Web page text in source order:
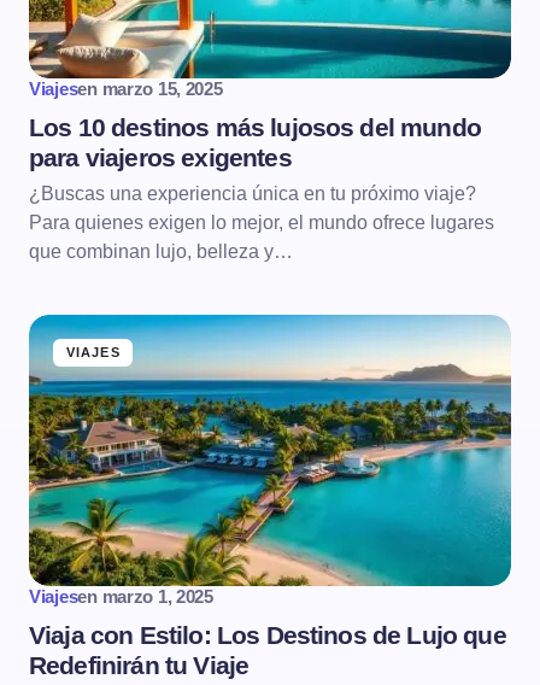
Viajesen marzo 15, 2025
Los 10 destinos más lujosos del mundo
para viajeros exigentes
¿Buscas una experiencia única en tu próximo viaje?
Para quienes exigen lo mejor, el mundo ofrece lugares
que combinan lujo, belleza y…
VIAJES
Viajesen marzo 1, 2025
Viaja con Estilo: Los Destinos de Lujo que
Redefinirán tu Viaje